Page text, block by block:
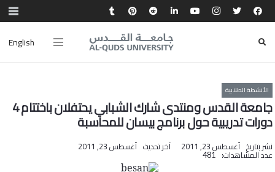
English
الأنشطة الطلابية
جامعة القدس ومنتدى شارك الشبابي يحتفلان باختتام 4
دورات تدريبية حول برنامج بيسان للمحاسبة
نشر بتاريخ أغسطس 23, 2011 آخر تحديث أغسطس 23, 2011
عدد المشاهدات: 481